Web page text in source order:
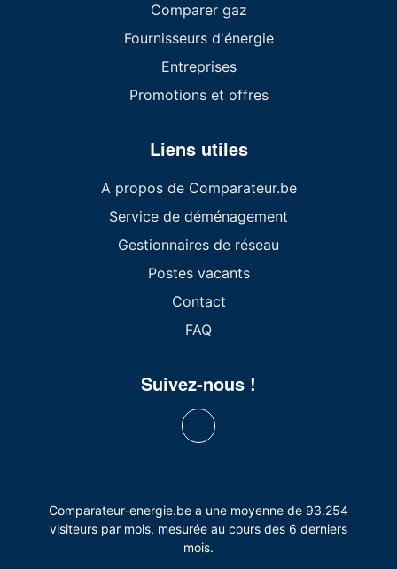
Comparer gaz
Fournisseurs d'énergie
Entreprises
Promotions et offres
Liens utiles
A propos de Comparateur.be
Service de déménagement
Gestionnaires de réseau
Postes vacants
Contact
FAQ
Suivez-nous !
Comparateur-energie.be a une moyenne de 93.254
visiteurs par mois, mesurée au cours des 6 derniers
mois.